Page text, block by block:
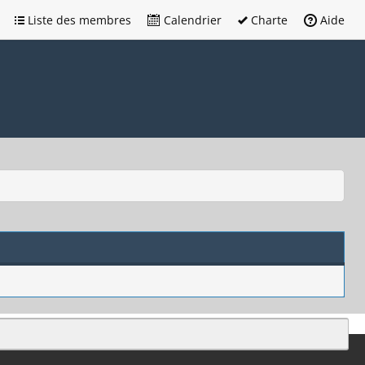
Liste des membres Calendrier Charte Aide